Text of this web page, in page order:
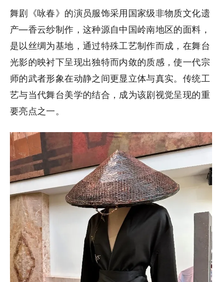
舞剧《咏春》的演员服饰采用国家级非物质文化遗
产—香云纱制作，这种源自中国岭南地区的面料，
是以丝绸为基地，通过特殊工艺制作而成，在舞台
光影的映衬下呈现出独特而内敛的质感，使一代宗
师的武者形象在动静之间更显立体与真实。传统工
艺与当代舞台美学的结合，成为该剧视觉呈现的重
要亮点之一。